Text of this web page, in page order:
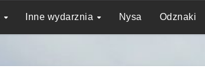
Inne wydarznia Nysa Odznaki